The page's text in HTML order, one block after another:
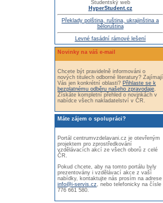
Studentský web
HyperStudent.cz
Překlady polština, ruština, ukrajinština a
běloruština
Levné fasádní rámové lešení
Novinky na váš e-mail
Chcete být pravidelně informováni o
nových titulech odborné literatury? Zajímají
Vás jen konkrétní oblasti? Přihlaste se k
bezplatnému odběru našeho zpravodaje.
Získáte kompletní přehled o novinkách v
nabídce všech nakladatelství v ČR.
Máte zájem o spolupráci?
Portál centrumvzdelavani.cz je otevřeným
projektem pro zprostředkování
vzdělávacích akcí ze všech oborů z celé
ČR.
Pokud chcete, aby na tomto portálu byly
prezentovány i vzdělávací akce z vaší
nabídky, kontaktujte nás prosím na adrese
info@i-servis.cz, nebo telefonicky na čísle
776 661 580.